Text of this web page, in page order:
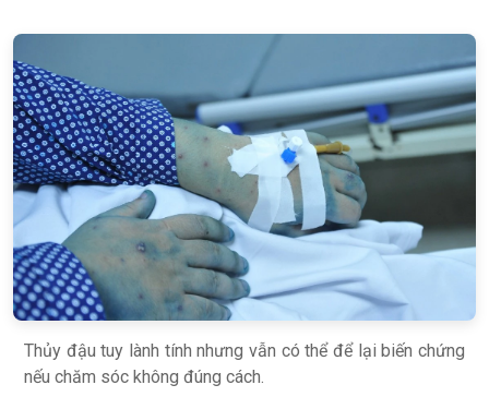
Thủy đậu tuy lành tính nhưng vẫn có thể để lại biến chứng
nếu chăm sóc không đúng cách.